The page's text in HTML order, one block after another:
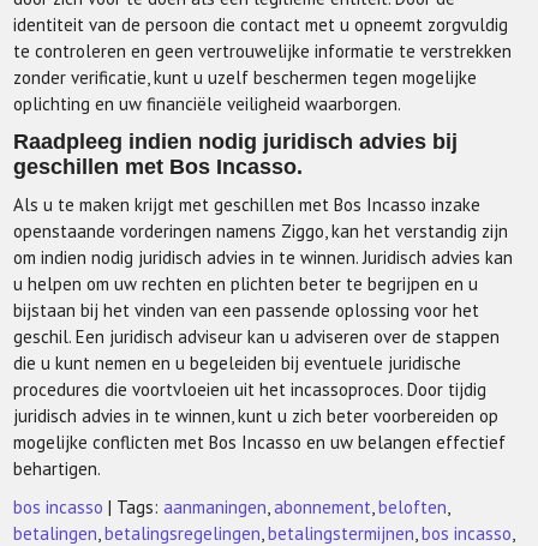
identiteit van de persoon die contact met u opneemt zorgvuldig
te controleren en geen vertrouwelijke informatie te verstrekken
zonder verificatie, kunt u uzelf beschermen tegen mogelijke
oplichting en uw financiële veiligheid waarborgen.
Raadpleeg indien nodig juridisch advies bij
geschillen met Bos Incasso.
Als u te maken krijgt met geschillen met Bos Incasso inzake
openstaande vorderingen namens Ziggo, kan het verstandig zijn
om indien nodig juridisch advies in te winnen. Juridisch advies kan
u helpen om uw rechten en plichten beter te begrijpen en u
bijstaan bij het vinden van een passende oplossing voor het
geschil. Een juridisch adviseur kan u adviseren over de stappen
die u kunt nemen en u begeleiden bij eventuele juridische
procedures die voortvloeien uit het incassoproces. Door tijdig
juridisch advies in te winnen, kunt u zich beter voorbereiden op
mogelijke conflicten met Bos Incasso en uw belangen effectief
behartigen.
bos incasso | Tags:aanmaningen,abonnement,beloften,
betalingen,betalingsregelingen,betalingstermijnen,bos incasso,